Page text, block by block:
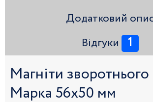
Додатковий
Відгуки 1
Магніти зворотнього
Марка 56х50 мм